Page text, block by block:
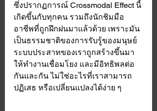
ซึ่งปรากฏการณ์ Crossmodal Effect นี้
เกิดขึ้นกับทุกคน รวมถึงนักชิมมือ
อาชีพที่ถูกฝึกฝนมาแล้วด้วย เพราะมัน
เป็นธรรมชาติของการรับรู้ของมนุษย์
ระบบประสาทของเราถูกสร้างขึ้นมา
ให้ทำงานเชื่อมโยง และมีอิทธิพลต่อ
กันและกัน ไม่ใช่อะไรที่เราสามารถ
ปฏิเสธ หรือเปลี่ยนแปลงได้ง่าย ๆ